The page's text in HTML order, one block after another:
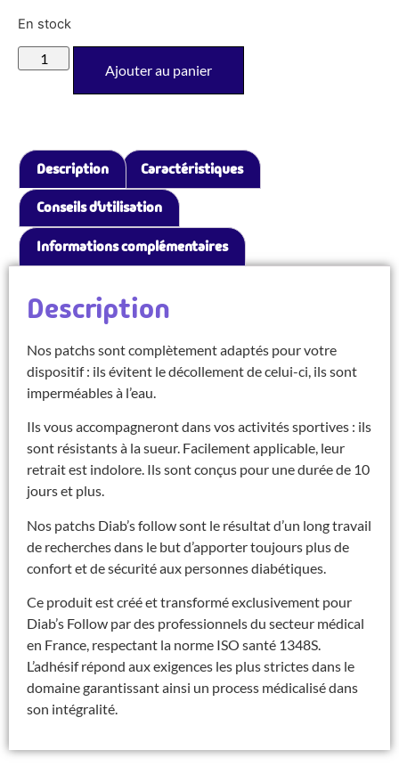
En stock
Ajouter au panier
Description Caractéristiques
Conseils d’utilisation
Informations complémentaires
Description
Nos patchs sont complètement adaptés pour votre
dispositif : ils évitent le décollement de celui-ci, ils sont
imperméables à l’eau.
Ils vous accompagneront dans vos activités sportives : ils
sont résistants à la sueur. Facilement applicable, leur
retrait est indolore. Ils sont conçus pour une durée de 10
jours et plus.
Nos patchs Diab’s follow sont le résultat d’un long travail
de recherches dans le but d’apporter toujours plus de
confort et de sécurité aux personnes diabétiques.
Ce produit est créé et transformé exclusivement pour
Diab’s Follow par des professionnels du secteur médical
en France, respectant la norme ISO santé 1348S.
L’adhésif répond aux exigences les plus strictes dans le
domaine garantissant ainsi un process médicalisé dans
son intégralité.